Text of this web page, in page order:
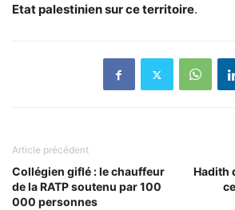
Etat palestinien sur ce territoire.
Article précédent
Collégien giflé : le chauffeur
de la RATP soutenu par 100
000 personnes
Hadith